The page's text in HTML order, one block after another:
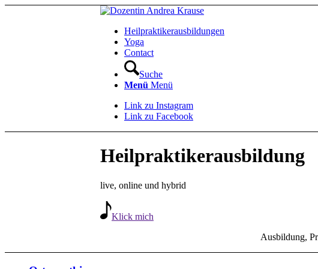
Heilpraktikerausbildungen
Yoga
Contact
Suche
Menü Menü
Link zu Instagram
Link zu Facebook
Heilpraktikerausbildung
live, online und hybrid
Klick mich
Ausbildung,